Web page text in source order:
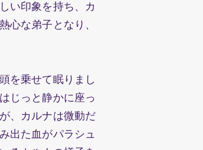
い印象を持ち、カ
心な弟子となり、
を乗せて眠りまし
じっと静かに座っ
、カルナは微動だ
出た血がパラシュ